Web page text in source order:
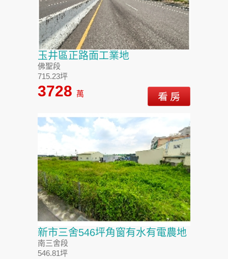
玉井區正路面工業地
佛聖段
715.23坪
3728 萬
新市三舍546坪角窗有水有電農地
南三舍段
546.81坪